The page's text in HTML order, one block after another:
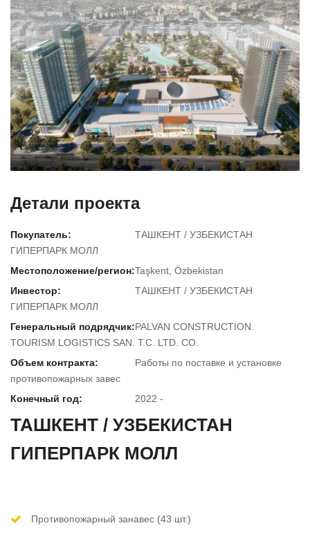
Детали проекта
Покупатель:
ТАШКЕНТ / УЗБЕКИСТАН
ГИПЕРПАРК МОЛЛ
Местоположение/регион:Taşkent, Özbekistan
Инвестор:
ТАШКЕНТ / УЗБЕКИСТАН
ГИПЕРПАРК МОЛЛ
Генеральный подрядчик:PALVAN CONSTRUCTION.
TOURISM LOGISTICS SAN. T.C. LTD. CO.
Объем контракта:
Работы по поставке и установке
противопожарных завес
Конечный год:
2022 -
ТАШКЕНТ / УЗБЕКИСТАН
ГИПЕРПАРК МОЛЛ
Противопожарный занавес (43 шт.)